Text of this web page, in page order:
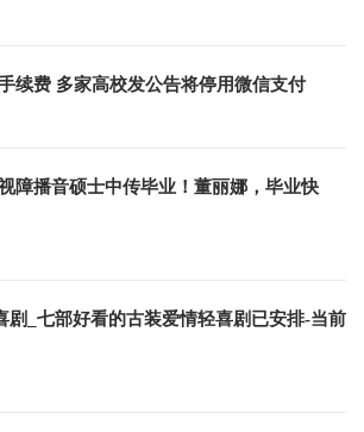
续费 多家高校发公告将停用微信支付
障播音硕士中传毕业！董丽娜，毕业快
剧_七部好看的古装爱情轻喜剧已安排-当前